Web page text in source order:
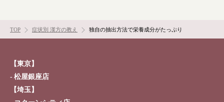
TOP 症状別 漢方の教え 独自の抽出方法で栄養成分がたっぷり
【東京】
松屋銀座店
【埼玉】